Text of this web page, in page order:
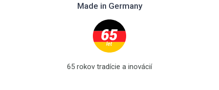
Made in Germany
65 rokov tradície a inovácií